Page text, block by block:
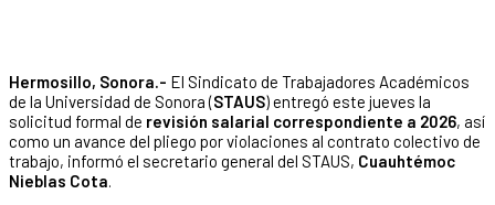
Hermosillo, Sonora.- El Sindicato de Trabajadores Académicos
de la Universidad de Sonora (STAUS) entregó este jueves la
solicitud formal de revisión salarial correspondiente a 2026, así
como un avance del pliego por violaciones al contrato colectivo de
trabajo, informó el secretario general del STAUS, Cuauhtémoc
Nieblas Cota.